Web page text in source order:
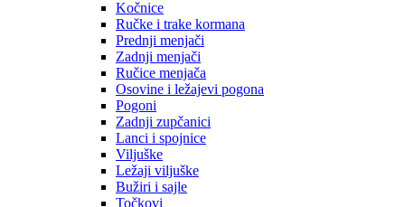
Kočnice
Ručke i trake kormana
Prednji menjači
Zadnji menjači
Ručice menjača
Osovine i ležajevi pogona
Pogoni
Zadnji zupčanici
Lanci i spojnice
Viljuške
Ležaji viljuške
Bužiri i sajle
Točkovi